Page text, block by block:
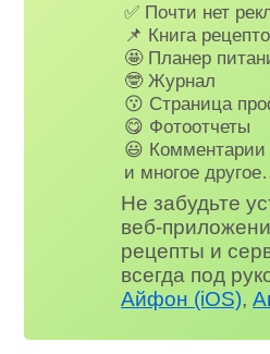
✅ Почти нет
📌 Книга
🤩 Планер
🤓 Журнал
😗 Страница
😋 Фотоотчеты
😃 Комментарии
и многое
Не забудьте
веб-
рецепты и
всегда под
Айфон (iOS),